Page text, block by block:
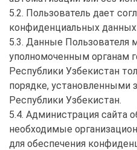
5.2. Пользователь дает
конфиденциальных данных
5.3. Данные Пользователя
уполномоченным органам
Республики Узбекистан
порядке, установленными
Республики Узбекистан.
5.4. Администрация сайта
необходимые
для обеспечения